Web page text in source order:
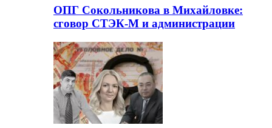
ОПГ Сокольникова в Михайловке:
сговор СТЭК-М и администрации